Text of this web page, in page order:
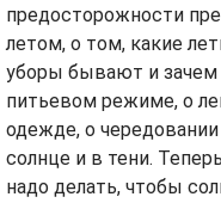
предосторожности
летом, о том, какие
уборы бывают и зачем
питьевом режиме, о
одежде, о
солнце и в тени.
надо делать, чтобы